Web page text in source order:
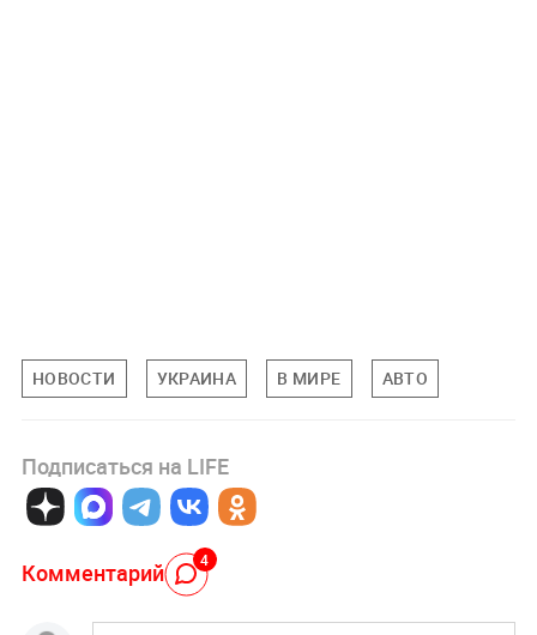
НОВОСТИ УКРАИНА В МИРЕ АВТО
Подписаться на LIFE
Комментарий 4